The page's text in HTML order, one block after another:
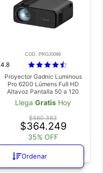
Ordenar
COD. PROJ0096
4.8
Proyector Gadnic Luminous
Pro 6200 Lúmens Full HD
Altavoz Pantalla 50 a 120
Pulgadas
Llega Gratis Hoy
$560.383
$364.249
35% OFF
DESDE 6 CUOTAS SIN INTERÉS